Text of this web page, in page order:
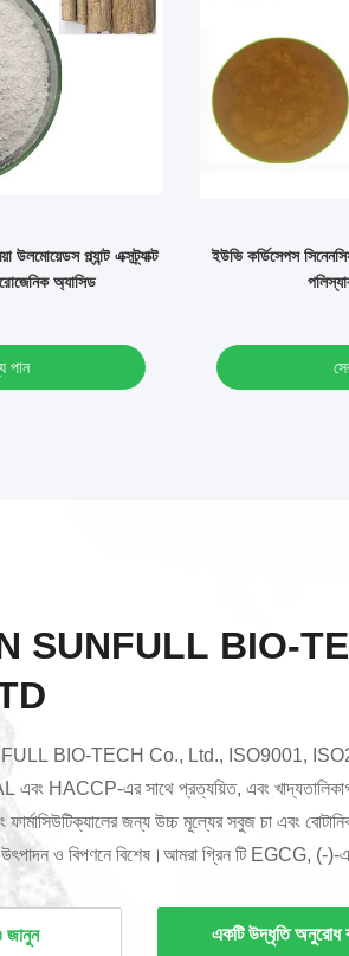
প্ল্যান্ট এক্সট্র্যাক্ট
অ্যাসিড
পান
ইউভি কর্ডিসেপস
SUNFULL BIO-
BIO-TECH Co., Ltd., ISO9001,
HACCP-এর সাথে প্রত্যয়িত, এবং
ফার্মাসিউটিক্যালের জন্য উচ্চ মূল্যের সবুজ চা এবং
ও বিপণনে বিশেষ।আমরা গ্রিন টি EGCG, (-)-
এবং টি পলিস্যাক্রাইডের বিশ্বব্যাপী শীর্ষস্থানীয়
ব্রকোলি নির্যাস (সালফোরাফেন), জিনসেং নির্যাস, লুও হ্যান
একটি উদ্ধৃতি অনুরোধ